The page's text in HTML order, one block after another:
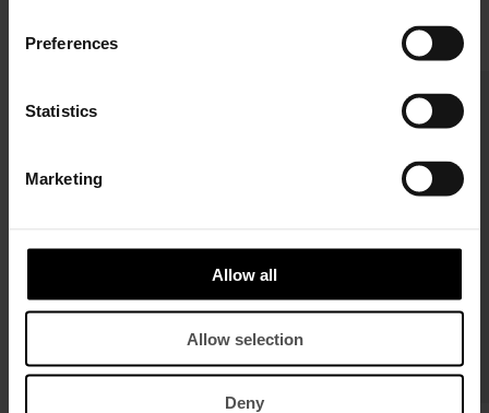
Preferences
Statistics
Marketing
Allow all
Allow selection
Deny
VERVOLLSTÄNDIGEN SIE IHREN LOOK